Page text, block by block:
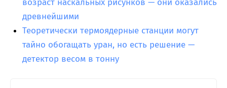
возраст наскальных рисунков — они оказались
древнейшими
Теоретически термоядерные станции могут
тайно обогащать уран, но есть решение —
детектор весом в тонну